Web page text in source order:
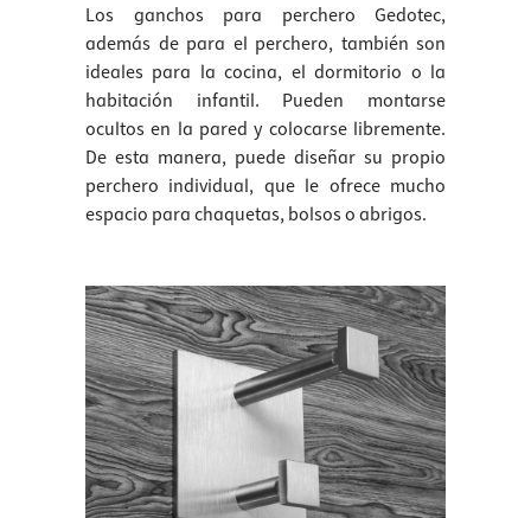
Los ganchos para perchero Gedotec,
además de para el perchero, también son
ideales para la cocina, el dormitorio o la
habitación infantil. Pueden montarse
ocultos en la pared y colocarse libremente.
De esta manera, puede diseñar su propio
perchero individual, que le ofrece mucho
espacio para chaquetas, bolsos o abrigos.